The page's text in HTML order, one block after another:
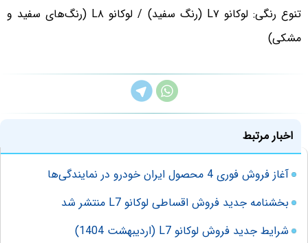
تنوع رنگی: لوکانو L۷ (رنگ سفید) / لوکانو L۸ (رنگ‌های سفید و
مشکی)
اخبار مرتبط
آغاز فروش فوری 4 محصول ایران خودرو در نمایندگی‌ها
بخشنامه جدید فروش اقساطی لوکانو L7 منتشر شد
شرایط جدید فروش لوکانو L7 (اردیبهشت 1404)